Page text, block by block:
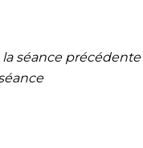
séance précédente